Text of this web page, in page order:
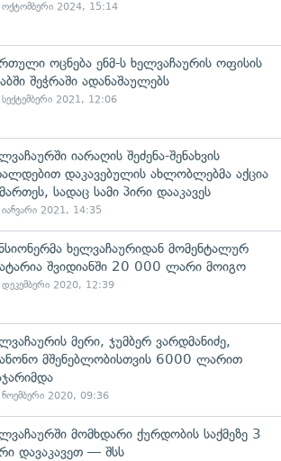
2024, 15:14
ოცნება ენმ-ს ხელვაჩაურის ოფისის
შეჭრაში ადანაშაულებს
2021, 12:06
იარაღის შეძენა-შენახვის
დაკავებულის ახლობლებმა აქცია
სადაც სამი პირი დააკავეს
2021, 14:35
ხელვაჩაურიდან მომენტალურ
შვიდიანში 20 000 ლარი მოიგო
2020, 12:39
მერი, ჯუმბერ ვარდმანიძე,
მშენებლობისთვის 6000 ლარით
2020, 09:36
მომხდარი ქურდობის საქმეზე 3
დავაკავეთ — შსს